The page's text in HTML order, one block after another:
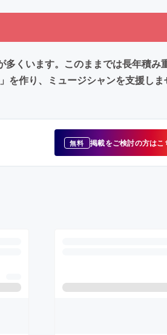
くいます。このままでは長年積み
を作り、ミュージシャンを支援しま
無料 掲載をご検討の方はこ